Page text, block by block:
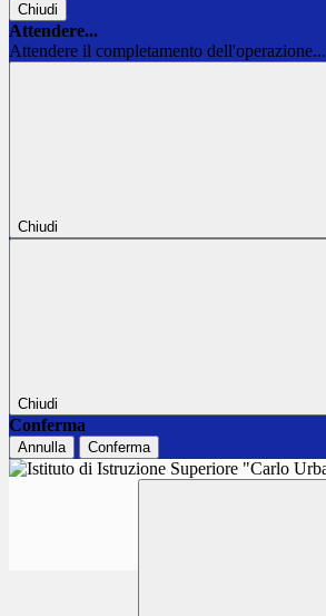
Chiudi
Attendere...
Attendere il completamento dell'operazione...
Chiudi
Chiudi
Conferma
Annulla Conferma